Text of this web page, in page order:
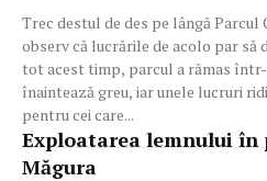
Trec destul de des pe lângă Parcul
observ că lucrările de acolo par să
tot acest timp, parcul a rămas
înaintează greu, iar unele lucruri
pentru cei care...
Exploatarea lemnului în
Măgura